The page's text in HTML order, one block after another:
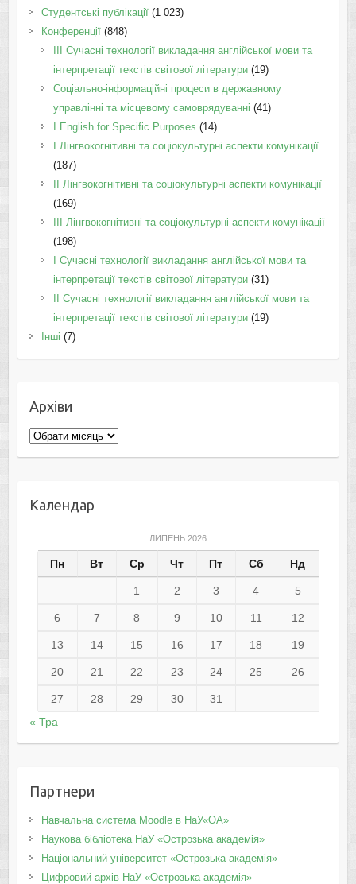
Студентські публікації(1 023)
Конференції(848)
III Сучасні технології викладання англійської мови та
інтерпретації текстів світової літератури(19)
Соціально-інформаційні процеси в державному
управлінні та місцевому самоврядуванні (41)
І English for Specific Purposes (14)
I Лінгвокогнітивні та соціокультурні аспекти комунікації
(187)
IІ Лінгвокогнітивні та соціокультурні аспекти комунікації
(169)
IІI Лінгвокогнітивні та соціокультурні аспекти комунікації
(198)
I Cучасні технології викладання англійської мови та
інтерпретації текстів світової літератури(31)
II Cучасні технології викладання англійської мови та
інтерпретації текстів світової літератури(19)
Інші (7)
Архіви
Архіви
Календар
ЛИПЕНЬ 2026
Пн Вт Ср Чт Пт Сб Нд
1 2 3 4 5
6 7 8 9 10 11 12
13 14 15 16 17 18 19
20 21 22 23 24 25 26
27 28 29 30
31
« Тра
Партнери
Навчальна система Moodle в НаУ«ОА»
Наукова бібліотека НаУ «Острозька академія»
Національний університет «Острозька академія»
Цифровий архів НаУ «Острозька академія»